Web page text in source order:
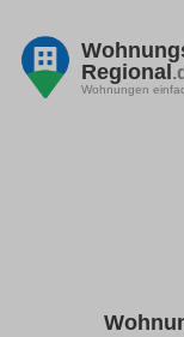
Regional
Wohnungen